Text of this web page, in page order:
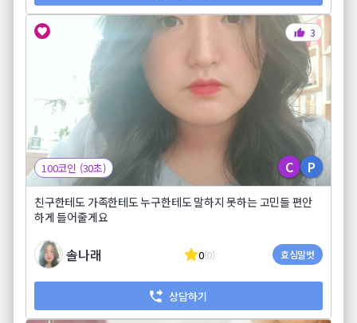
3
100코인 (30초) C P
친구한테도 가족한테도 누구한테도 말하지 못하는 고민들 편안
하게 들어줄게요
솔나래 0(0) 효심말벗
상담하기